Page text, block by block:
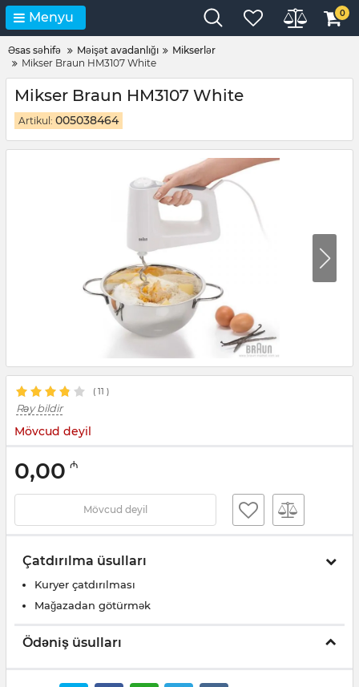
Menyu 0
Əsas səhifə Məişət avadanlığı
Mikserlər
Mikser Braun HM3107 White
Mikser Braun HM3107 White
Artikul: 005038464
( 11 )
Rəy bildir
Mövcud deyil
0,00 ₼
Mövcud deyil
Çatdırılma üsulları
Kuryer çatdırılması
Mağazadan götürmək
Ödəniş üsulları